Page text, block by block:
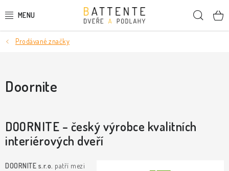
na
DVEŘE
LIŠTY A DEKORAČNÍ PRVKY
NÁSTĚNNÉ PANELY
Prodávané značky
Doornite
DOORNITE – český výrobce kvalitních
interiérových dveří
DOORNITE s.r.o. patří mezi